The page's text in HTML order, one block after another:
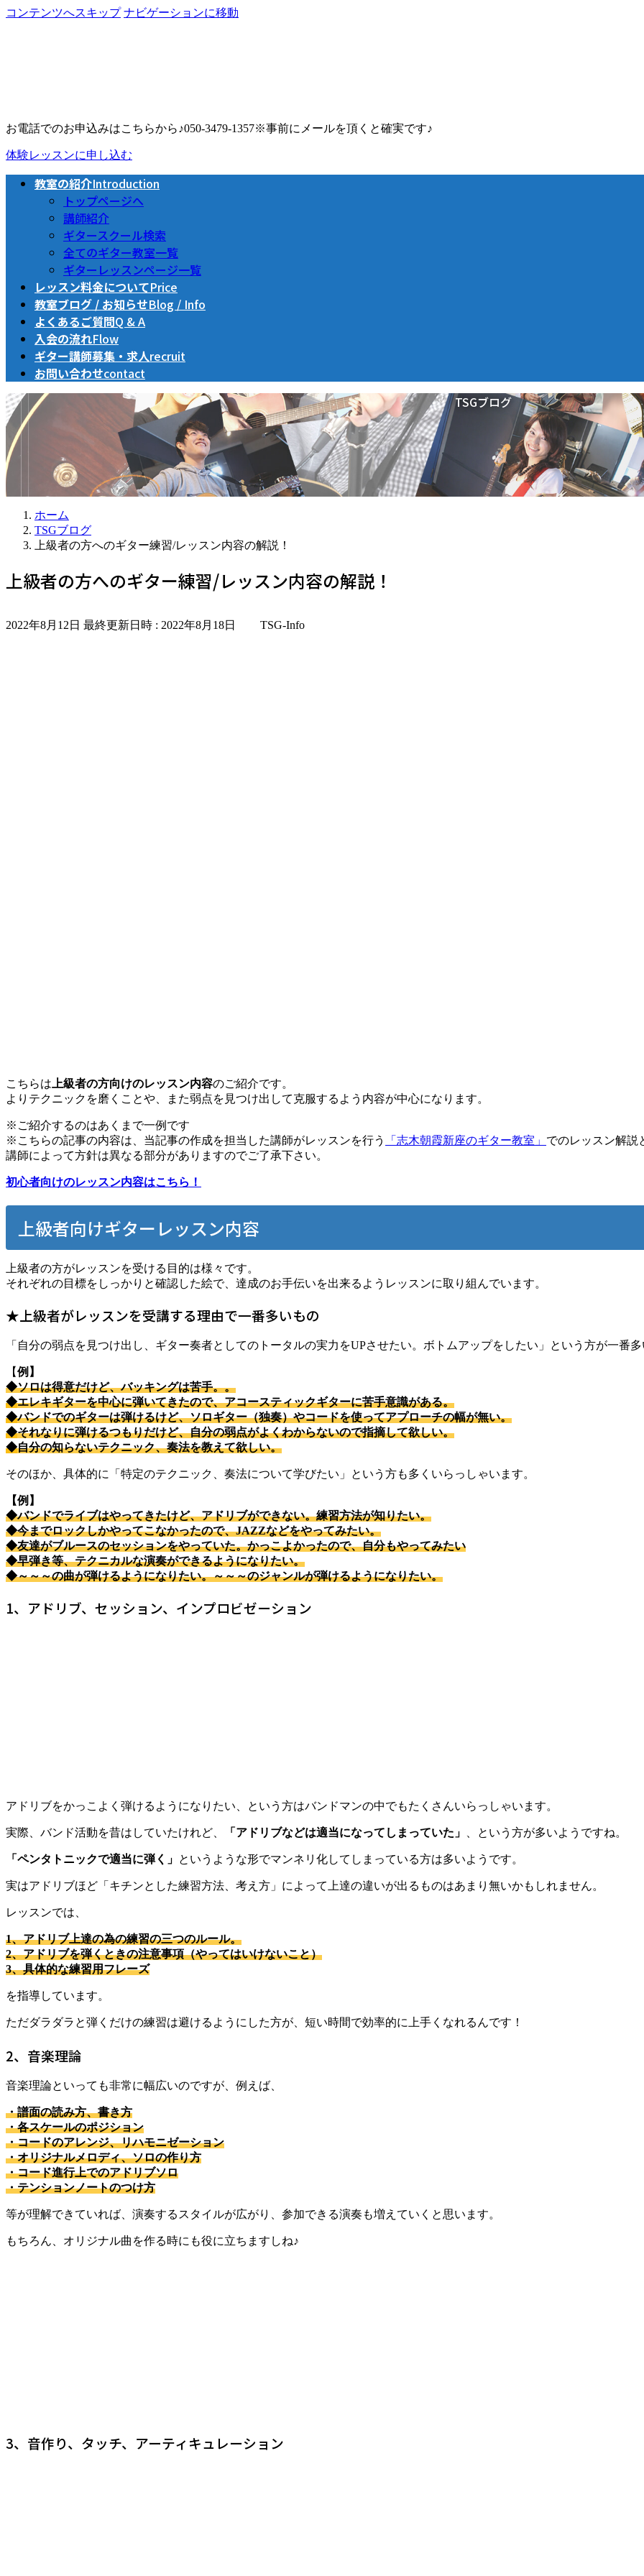
コンテンツへスキップ ナビゲーションに移動
お電話でのお申込みはこちらから♪050-3479-1357※事前にメールを頂くと確実です♪
体験レッスンに申し込む
教室の紹介Introduction
トップページへ
講師紹介
ギタースクール検索
全てのギター教室一覧
ギターレッスンページ一覧
レッスン料金についてPrice
教室ブログ / お知らせBlog / Info
よくあるご質問Q & A
入会の流れFlow
ギター講師募集・求人recruit
お問い合わせcontact
TSGブログ
ホーム
TSGブログ
上級者の方へのギター練習/レッスン内容の解説！
上級者の方へのギター練習/レッスン内容の解説！
2022年8月12日 最終更新日時 : 2022年8月18日 TSG-Info
こちらは 上級者の方向けのレッスン内容のご紹介です。
よりテクニックを磨くことや、また弱点を見つけ出して克服するよう内容が中心になります。
※ご紹介するのはあくまで一例です
※こちらの記事の内容は、当記事の作成を担当した講師がレッスンを行う
「志木朝霞新座のギター教室」 でのレッスン解説
講師によって方針は異なる部分がありますのでご了承下さい。
初心者向けのレッスン内容はこちら！
上級者向けギターレッスン内容
上級者の方がレッスンを受ける目的は様々です。
それぞれの目標をしっかりと確認した絵で、達成のお手伝いを出来るようレッスンに取り組んでいます。
★上級者がレッスンを受講する理由で一番多いもの
「自分の弱点を見つけ出し、ギター奏者としてのトータルの実力をUPさせたい。ボトムアップをしたい」という方が一番
【例】
◆ソロは得意だけど、バッキングは苦手。。
◆エレキギターを中心に弾いてきたので、アコースティックギターに苦手意識がある。
◆バンドでのギターは弾けるけど、ソロギター（独奏）やコードを使ってアプローチの幅が無い。
◆それなりに弾けるつもりだけど、自分の弱点がよくわからないので指摘して欲しい。
◆自分の知らないテクニック、奏法を教えて欲しい。
そのほか、具体的に「特定のテクニック、奏法について学びたい」という方も多くいらっしゃいます。
【例】
◆バンドでライブはやってきたけど、アドリブができない。練習方法が知りたい。
◆今までロックしかやってこなかったので、JAZZなどをやってみたい。
◆友達がブルースのセッションをやっていた。かっこよかったので、自分もやってみたい
◆早弾き等、テクニカルな演奏ができるようになりたい。
◆～～～の曲が弾けるようになりたい。～～～のジャンルが弾けるようになりたい。
1、アドリブ、セッション、インプロビゼーション
アドリブをかっこよく弾けるようになりたい、という方はバンドマンの中でもたくさんいらっしゃいます。
実際、バンド活動を昔はしていたけれど、 「アドリブなどは適当になってしまっていた」 、という方が多いようですね。
「ペンタトニックで適当に弾く」 というような形でマンネリ化してしまっている方は多いようです。
実はアドリブほど「キチンとした練習方法、考え方」によって上達の違いが出るものはあまり無いかもしれません。
レッスンでは、
1、アドリブ上達の為の練習の三つのルール。
2、アドリブを弾くときの注意事項（やってはいけないこと）
3、具体的な練習用フレーズ
を指導しています。
ただダラダラと弾くだけの練習は避けるようにした方が、短い時間で効率的に上手くなれるんです！
2、音楽理論
音楽理論といっても非常に幅広いのですが、例えば、
・譜面の読み方、書き方
・各スケールのポジション
・コードのアレンジ、リハモニゼーション
・オリジナルメロディ、ソロの作り方
・コード進行上でのアドリブソロ
・テンションノートのつけ方
等が理解できていれば、演奏するスタイルが広がり、参加できる演奏も増えていくと思います。
もちろん、オリジナル曲を作る時にも役に立ちますしね♪
3、音作り、タッチ、アーティキュレーション